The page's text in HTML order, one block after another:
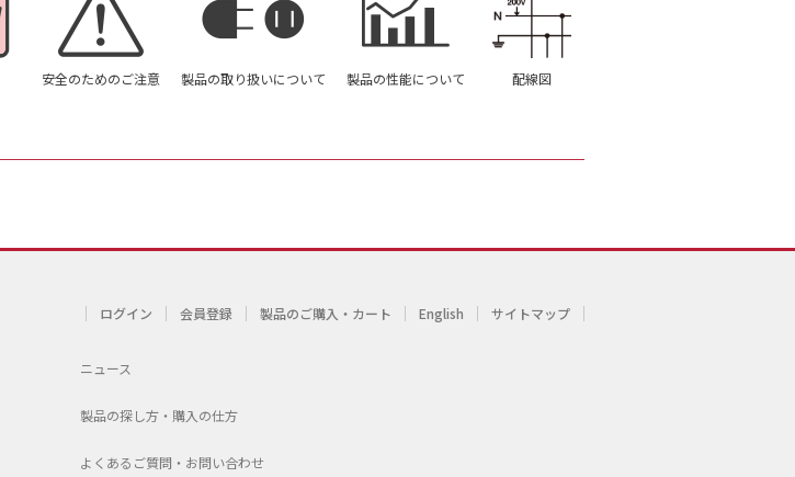
安全のためのご注意 製品の取り扱いについて 製品の性能について 配線図
ログイン 会員登録 製品のご購入・カート English サイトマップ
ニュース
製品の探し方・購入の仕方
よくあるご質問・お問い合わせ